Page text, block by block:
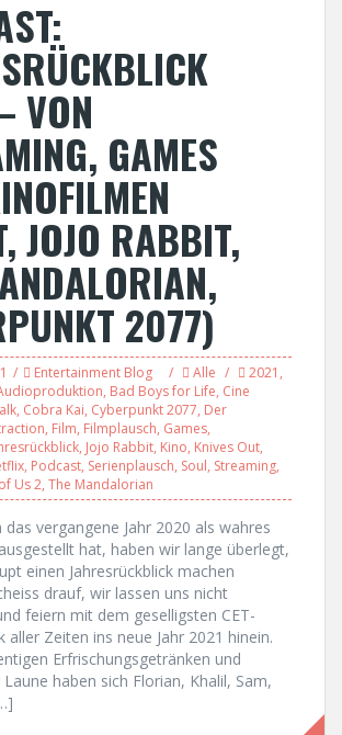
VON
GAMES
JOJO RABBIT,
2077)
Entertainment Blog Alle 2021 ,
, Bad Boys for Life, Cine
, Cobra Kai, Cyberpunkt 2077, Der
, Film, Filmplausch, Games,
, Jojo Rabbit, Kino, Knives Out,
, Podcast, Serienplausch, Soul, Streaming,
Us 2, The Mandalorian
das vergangene Jahr 2020 als wahres
hat, haben wir lange überlegt,
einen Jahresrückblick machen
drauf, wir lassen uns nicht
feiern mit dem geselligsten CET-
aller Zeiten ins neue Jahr 2021 hinein.
Erfrischungsgetränken und
haben sich Florian, Khalil, Sam,